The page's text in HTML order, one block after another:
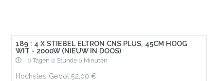
189 : 4 X STIEBEL ELTRON CNS PLUS, 45CM HOOG
WIT - 2000W (NIEUW IN DOOS)
0 Tagen 0 Stunde 0 Minuten
Hochstes Gebot 52,00